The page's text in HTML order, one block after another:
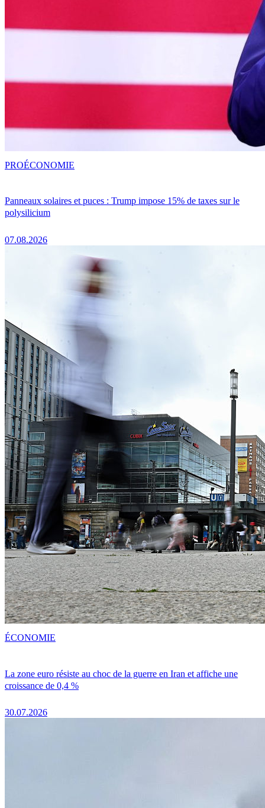
Panneaux solaires et puces : Trump impose 15% de taxes sur le
polysilicium
07.08.2026
PROÉCONOMIE
La zone euro résiste au choc de la guerre en Iran et affiche une
croissance de 0,4 %
30.07.2026
ÉCONOMIE